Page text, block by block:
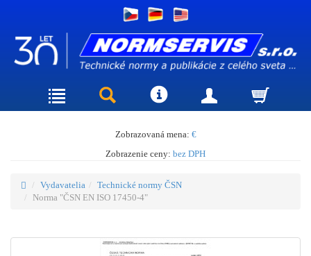
Zobrazovaná mena: €
Zobrazenie ceny: bez DPH
Vydavatelia
Technické normy ČSN
Norma "ČSN EN ISO 17450-4"